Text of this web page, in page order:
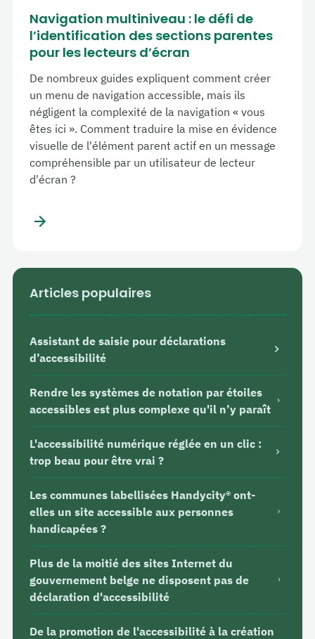
Navigation multiniveau : le défi de
l’identification des sections parentes
pour les lecteurs d’écran
De nombreux guides expliquent comment créer
un menu de navigation accessible, mais ils
négligent la complexité de la navigation « vous
êtes ici ». Comment traduire la mise en évidence
visuelle de l'élément parent actif en un message
compréhensible par un utilisateur de lecteur
d'écran ?
Articles populaires
Assistant de saisie pour déclarations
d’accessibilité
Rendre les systèmes de notation par étoiles
accessibles est plus complexe qu'il n’y paraît
L'accessibilité numérique réglée en un clic :
trop beau pour être vrai ?
Les communes labellisées Handycity® ont-
elles un site accessible aux personnes
handicapées ?
Plus de la moitié des sites Internet du
gouvernement belge ne disposent pas de
déclaration d'accessibilité
De la promotion de l'accessibilité à la création